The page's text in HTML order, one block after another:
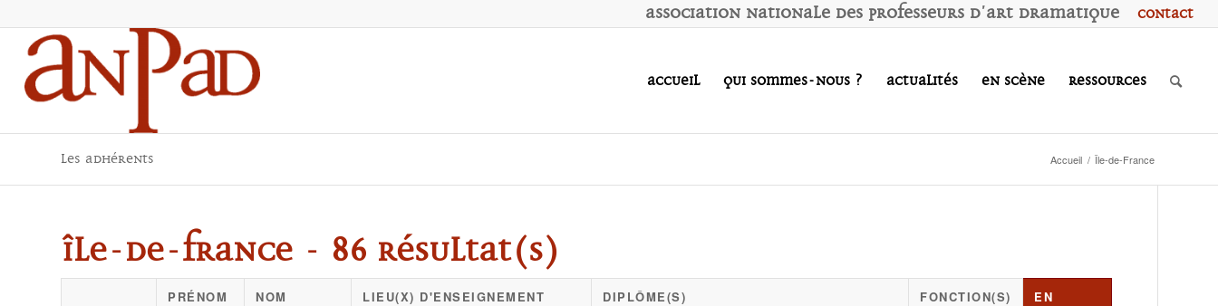
Contact
Association Nationale des Professeurs d'Art Dramatique
Accueil Qui sommes-nous ? Actualités En scène Ressources
Les adhérents Accueil / Île-de-France
Île-de-France - 86 résultat(s)
PRÉNOM NOM LIEU(X) D'ENSEIGNEMENT DIPLÔME(S) FONCTION(S)
EN